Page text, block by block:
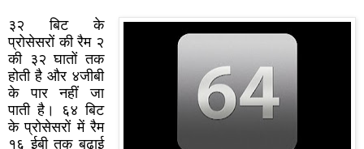
३२ बिट के
प्रोसेसरों की रैम २
की ३२ घातों तक
होती है और ४जीबी
के पार नहीं जा
पाती है। ६४ बिट
के प्रोसेसरों में रैम
१६ ईबी तक बढ़ाई